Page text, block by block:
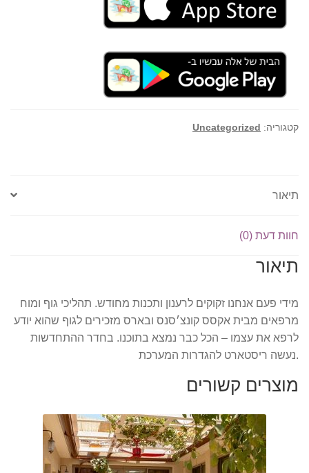
קטגוריה: Uncategorized
תיאור
חוות דעת (0)
תיאור
מידי פעם אנחנו זקוקים לרענון ותכנות מחודש. תהליכי גוף ומוח
מרפאים מבית אקסס קונצ׳סנס ובארס מזכירים לגוף שהוא יודע
לרפא את עצמו – הכל כבר נמצא בתוכנו. בחדר ההתחדשות
נעשה ריסטארט להגדרות המערכת.
מוצרים קשורים